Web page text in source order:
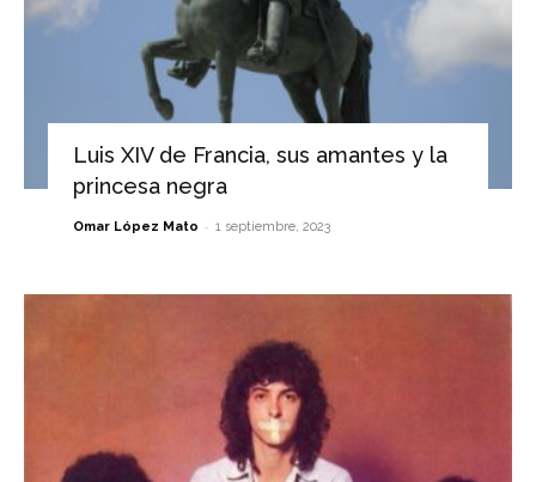
Luis XIV de Francia, sus amantes y la
princesa negra
Omar López Mato - 1 septiembre, 2023